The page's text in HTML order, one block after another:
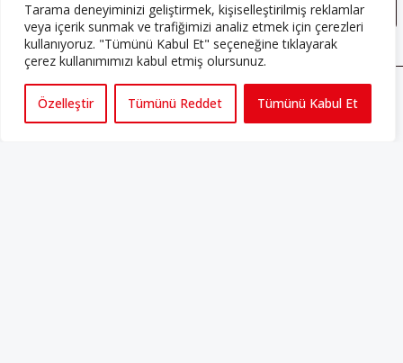
Tarama deneyiminizi geliştirmek, kişiselleştirilmiş reklamlar
veya içerik sunmak ve trafiğimizi analiz etmek için çerezleri
kullanıyoruz. "Tümünü Kabul Et" seçeneğine tıklayarak
çerez kullanımımızı kabul etmiş olursunuz.
Özelleştir Tümünü Reddet Tümünü Kabul Et
ABONE OLUN